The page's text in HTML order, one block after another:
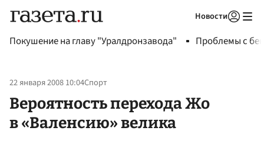
Новости
Покушение на главу "Уралдронзавода" Проблемы с
22 января 2008 10:04Спорт
Вероятность перехода Жо
в «Валенсию» велика